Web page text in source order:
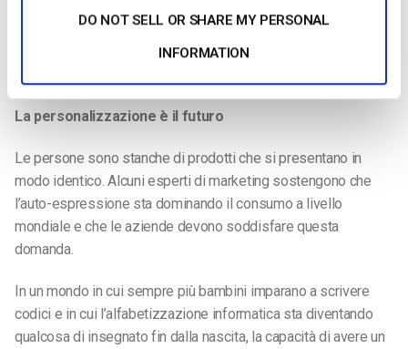
DO NOT SELL OR SHARE MY PERSONAL
INFORMATION
di più sull’API Dacast nelladirectory API di
ProgrammableWeb e visualizzare alcuni script di esempio
La personalizzazione è il futuro
Le persone sono stanche di prodotti che si presentano in
modo identico. Alcuni esperti di marketing sostengono che
l’auto-espressione sta dominando il consumo a livello
mondiale e che le aziende devono soddisfare questa
domanda.
In un mondo in cui sempre più bambini imparano a scrivere
codici e in cui l’alfabetizzazione informatica sta diventando
qualcosa di insegnato fin dalla nascita, la capacità di avere un